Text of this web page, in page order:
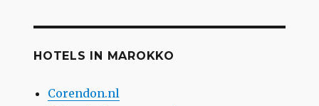
HOTELS IN MAROKKO
Corendon.nl